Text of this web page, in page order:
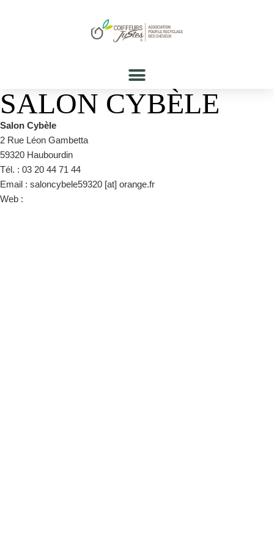
SALON CYBÈLE
Salon Cybèle
2 Rue Léon Gambetta
59320 Haubourdin
Tél. : 03 20 44 71 44
Email : saloncybele59320 [at] orange.fr
Web :